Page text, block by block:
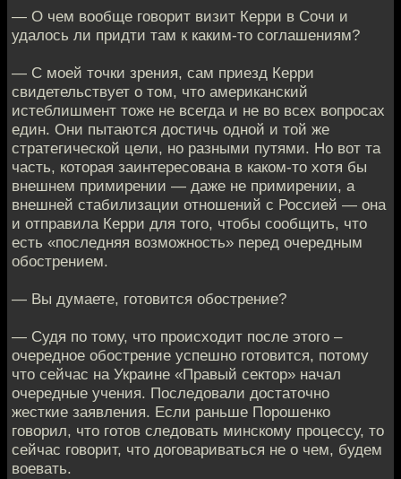
— О чем вообще говорит визит Керри в Сочи и
удалось ли придти там к каким-то соглашениям?
— С моей точки зрения, сам приезд Керри
свидетельствует о том, что американский
истеблишмент тоже не всегда и не во всех вопросах
един. Они пытаются достичь одной и той же
стратегической цели, но разными путями. Но вот та
часть, которая заинтересована в каком-то хотя бы
внешнем примирении — даже не примирении, а
внешней стабилизации отношений с Россией — она
и отправила Керри для того, чтобы сообщить, что
есть «последняя возможность» перед очередным
обострением.
— Вы думаете, готовится обострение?
— Судя по тому, что происходит после этого –
очередное обострение успешно готовится, потому
что сейчас на Украине «Правый сектор» начал
очередные учения. Последовали достаточно
жесткие заявления. Если раньше Порошенко
говорил, что готов следовать минскому процессу, то
сейчас говорит, что договариваться не о чем, будем
воевать.